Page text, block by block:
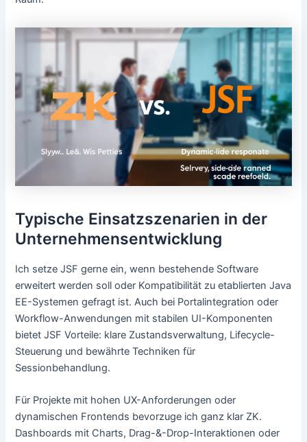
Typische Einsatzszenarien in der
Unternehmensentwicklung
Ich setze JSF gerne ein, wenn bestehende Software
erweitert werden soll oder Kompatibilität zu etablierten Java
EE-Systemen gefragt ist. Auch bei Portalintegration oder
Workflow-Anwendungen mit stabilen UI-Komponenten
bietet JSF Vorteile: klare Zustandsverwaltung, Lifecycle-
Steuerung und bewährte Techniken für
Sessionbehandlung.
Für Projekte mit hohen UX-Anforderungen oder
dynamischen Frontends bevorzuge ich ganz klar ZK.
Dashboards mit Charts, Drag-&-Drop-Interaktionen oder